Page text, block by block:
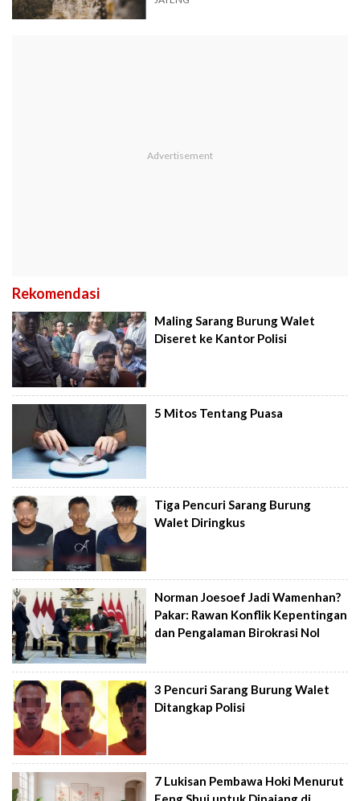
Rekomendasi
Maling Sarang Burung Walet
Diseret ke Kantor Polisi
5 Mitos Tentang Puasa
Tiga Pencuri Sarang Burung
Walet Diringkus
Norman Joesoef Jadi Wamenhan?
Pakar: Rawan Konflik Kepentingan
dan Pengalaman Birokrasi Nol
3 Pencuri Sarang Burung Walet
Ditangkap Polisi
7 Lukisan Pembawa Hoki Menurut